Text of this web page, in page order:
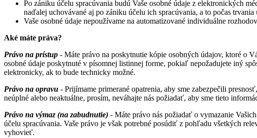
Po zániku účelu spracúvania budú Vaše osobné údaje z elektronických
naďalej uchovávané aj po zániku účelu ich spracúvania, a to počas
Vaše osobné údaje nepoužívame na automatizované individuálne
Aké máte práva?
Právo na prístup - Máte právo na poskytnutie kópie osobných údajov, ktoré o
osobné údaje poskytnuté v písomnej listinnej forme, pokiaľ nepožadujete iný
elektronicky, ak to bude technicky možné.
Právo na opravu - Prijímame primerané opatrenia, aby sme zabezpečili
neúplné alebo neaktuálne, prosím, neváhajte nás požiadať, aby sme tieto
Právo na výmaz (na zabudnutie) - Máte právo nás požiadať o vymazanie
účelu spracúvania. Vaše právo je však potrebné posúdiť z pohľadu všetkých
vyhovieť.